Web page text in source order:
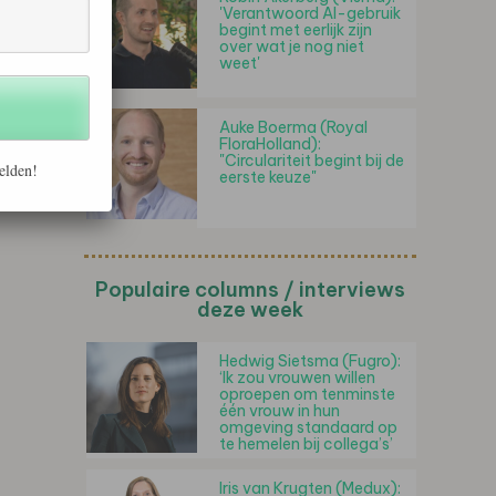
'Verantwoord AI-gebruik
begint met eerlijk zijn
over wat je nog niet
weet'
Auke Boerma (Royal
FloraHolland):
"Circulariteit begint bij de
eerste keuze"
Populaire columns / interviews
deze week
Hedwig Sietsma (Fugro):
‘Ik zou vrouwen willen
oproepen om tenminste
één vrouw in hun
omgeving standaard op
te hemelen bij collega’s’
Iris van Krugten (Medux):